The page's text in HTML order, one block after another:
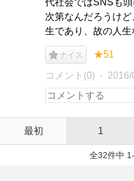
代社会ではSNSも
次第なんだろうけ
生であり、故の人生
ナイス ★51
コメント(0) 2016/
最初 1
全32件中